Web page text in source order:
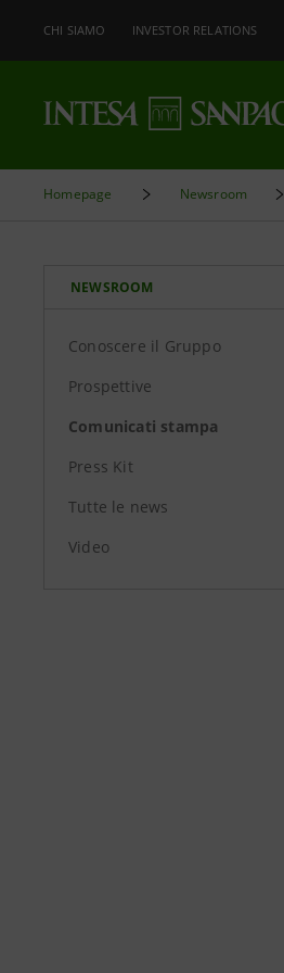
CHI SIAMO INVESTOR RELATIONS
Homepage Newsroom
NEWSROOM
Conoscere il Gruppo
Prospettive
Comunicati stampa
Press Kit
Tutte le news
Video